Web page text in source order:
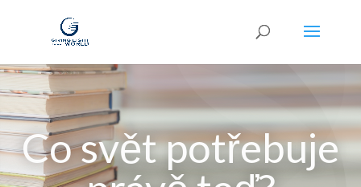
Co svět potřebuje